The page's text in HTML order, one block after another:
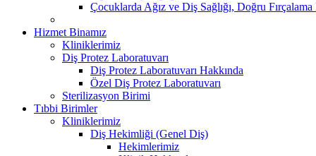
Çocuklarda Ağız ve Diş Sağlığı, Doğru
Hizmet Binamız
Kliniklerimiz
Diş Protez Laboratuvarı
Diş Protez Laboratuvarı Hakkında
Özel Diş Protez Laboratuvarı
Sterilizasyon Birimi
Tıbbi Birimler
Kliniklerimiz
Diş Hekimliği (Genel Diş)
Hekimlerimiz